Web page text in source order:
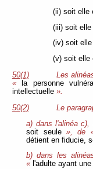
(ii) soit elle
(iii) soit elle
(iv) soit
(v) soit elle
50(1)
Les
«la personne
intellectuelle ».
50(2)
Le
a) dans l'alinéa c),
soit seule», de
détient en fiducie,
b) dans les
« l'adulte ayant